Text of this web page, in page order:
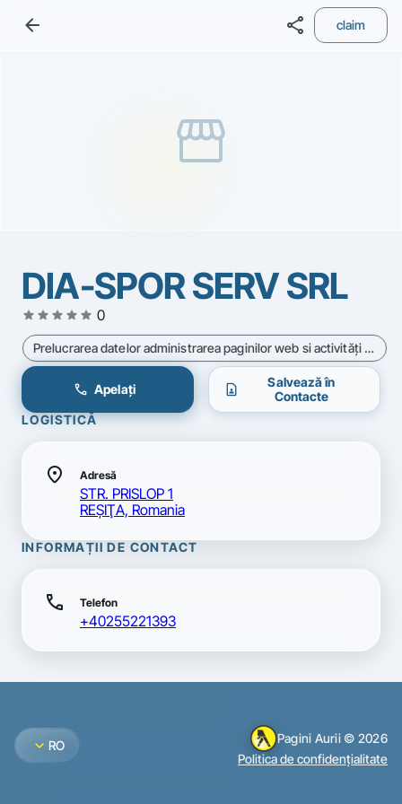
arrow_back share claim
storefront
DIA-SPOR SERV SRL
star star star star star 0
Prelucrarea datelor administrarea paginilor web si activităţi conexe - Cod CAEN 6311
call Apelați contact_page
Salvează în
Contacte
LOGISTICĂ
location_on Adresă
STR. PRISLOP 1
REŞIŢA, Romania
INFORMAȚII DE CONTACT
call Telefon
+40255221393
expand_more RO
Pagini Aurii © 2026
Politica de confidențialitate